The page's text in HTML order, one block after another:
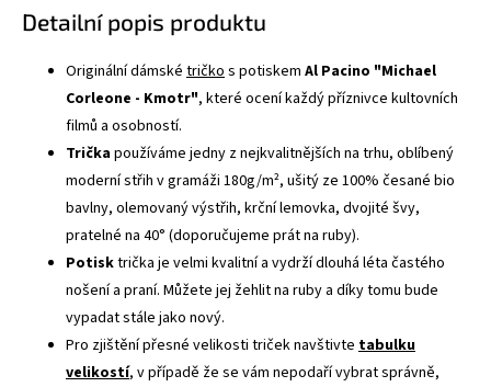
Detailní popis produktu
Originální dámské tričko s potiskem Al Pacino "Michael
Corleone - Kmotr", které ocení každý příznivce kultovních
filmů a osobností.
Tričkapoužíváme jedny z nejkvalitnějších na trhu, oblíbený
moderní střih v gramáži 180g/m², ušitý ze 100% česané bio
bavlny, olemovaný výstřih, krční lemovka, dvojité švy,
pratelné na 40° (doporučujeme prát na ruby).
Potisktrička je velmi kvalitní a vydrží dlouhá léta častého
nošení a praní. Můžete jej žehlit na ruby a díky tomu bude
vypadat stále jako nový.
Pro zjištění přesné velikosti triček navštivte tabulku
velikostí, v případě že se vám nepodaří vybrat správně,